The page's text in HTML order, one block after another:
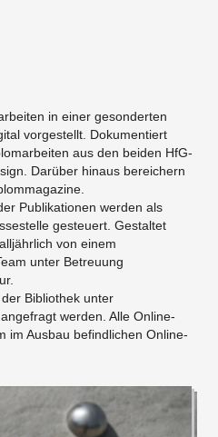
in einer gesonderten
vorgestellt. Dokumentiert
aus den beiden HfG-
Darüber hinaus bereichern
Publikationen werden als
gesteuert. Gestaltet
von einem
unter Betreuung
Bibliothek unter
angefragt werden. Alle Online-
im Ausbau befindlichen Online-